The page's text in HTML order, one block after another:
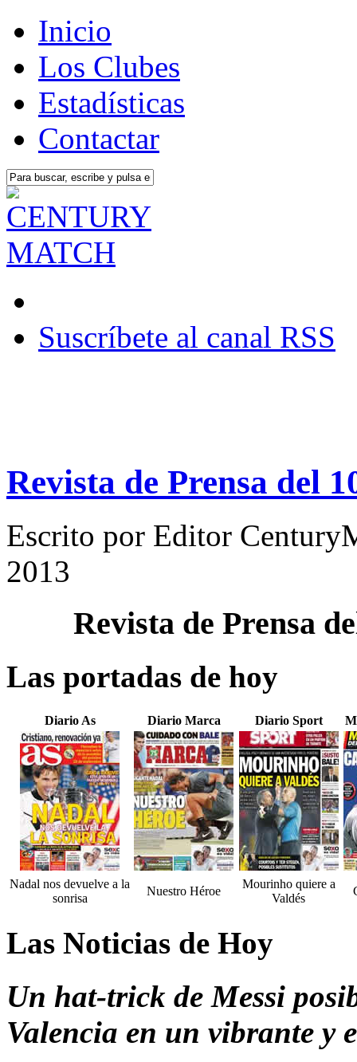
Inicio
Los Clubes
Estadísticas
Contactar
Suscríbete al canal RSS
Revista de Prensa del
Escrito por Editor
2013
Revista de Prensa
Las portadas de hoy
Diario As Diario Marca Diario Sport
Nadal nos devuelve a la
sonrisa
Nuestro Héroe
Mourinho quiere a
Valdés
Las Noticias de Hoy
Un hat-trick de Messi
Valencia en un vibrante y